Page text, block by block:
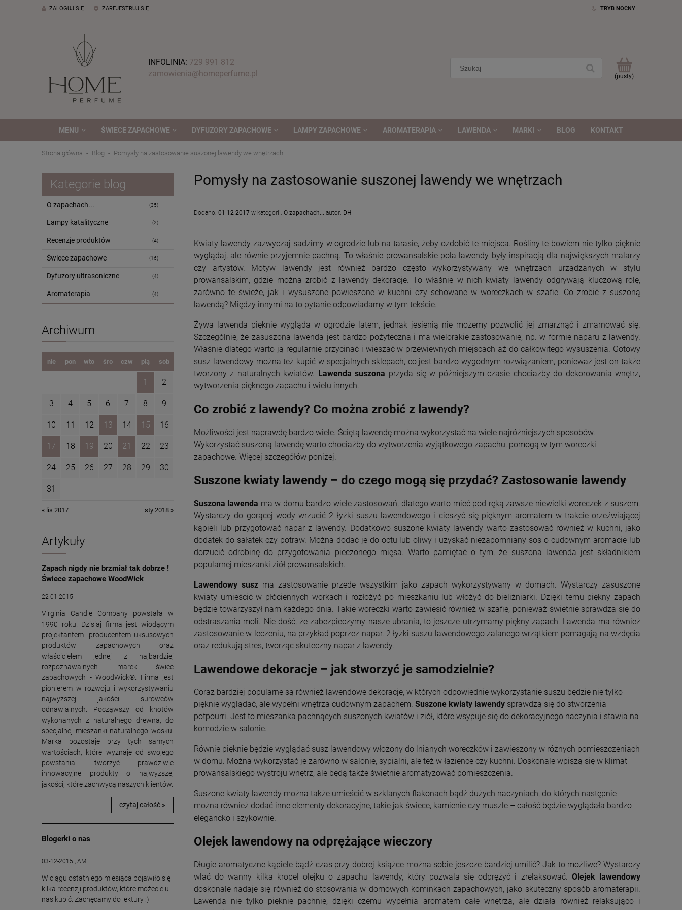
ZAREJESTRUJ SIĘ
ZALOGUJ SIĘ TRYB NOCNY
INFOLINIA: 729 991 812
zamowienia@homeperfume.pl
(pusty)
MENU ŚWIECE ZAPACHOWE DYFUZORY ZAPACHOWE LAMPY ZAPACHOWE AROMATERAPIA LAWENDA MARKI BLOG KONTAKT
Strona główna Blog Pomysły na zastosowanie suszonej lawendy we wnętrzach
Kategorie blog
O zapachach... (35)
Lampy katalityczne (2)
Recenzje produktów (4)
Świece zapachowe (16)
Dyfuzory ultrasoniczne (4)
Aromaterapia (4)
Archiwum
nie pon wto śro czw pią sob
1 2
3 4 5 6 7 8 9
10 11 12 13 14 15 16
17 18 19 20 21 22 23
24 25 26 27 28 29 30
31
« lis 2017 sty 2018 »
Artykuły
Zapach nigdy nie brzmiał tak dobrze !
Świece zapachowe WoodWick
22-01-2015
Virginia Candle Company powstała w
1990 roku. Dzisiaj firma jest wiodącym
projektantem i producentem luksusowych
produktów zapachowych oraz
właścicielem jednej z najbardziej
rozpoznawalnych marek świec
zapachowych - WoodWick®. Firma jest
pionierem w rozwoju i wykorzystywaniu
najwyższej jakości surowców
odnawialnych. Począwszy od knotów
wykonanych z naturalnego drewna, do
specjalnej mieszanki naturalnego wosku.
Marka pozostaje przy tych samych
wartościach, które wyznaje od swojego
powstania: tworzyć prawdziwie
innowacyjne produkty o najwyższej
jakości, które zachwycą naszych klientów.
czytaj całość »
Blogerki o nas
03-12-2015 , AM
W ciągu ostatniego miesiąca pojawiło się
kilka recenzji produktów, które możecie u
nas kupić. Zachęcamy do lektury :)
Pomysły na zastosowanie suszonej lawendy we wnętrzach
Dodano: 01-12-2017 w kategorii: O zapachach... autor: DH
Kwiaty lawendy zazwyczaj sadzimy w ogrodzie lub na tarasie, żeby ozdobić te miejsca. Rośliny te bowiem nie tylko pięknie
wyglądaj, ale równie przyjemnie pachną. To właśnie prowansalskie pola lawendy były inspiracją dla największych malarzy
czy artystów. Motyw lawendy jest również bardzo często wykorzystywany we wnętrzach urządzanych w stylu
prowansalskim, gdzie można zrobić z lawendy dekoracje. To właśnie w nich kwiaty lawendy odgrywają kluczową rolę,
zarówno te świeże, jak i wysuszone powieszone w kuchni czy schowane w woreczkach w szafie. Co zrobić z suszoną
lawendą? Między innymi na to pytanie odpowiadamy w tym tekście.
Żywa lawenda pięknie wygląda w ogrodzie latem, jednak jesienią nie możemy pozwolić jej zmarznąć i zmarnować się.
Szczególnie, że zasuszona lawenda jest bardzo pożyteczna i ma wielorakie zastosowanie, np. w formie naparu z lawendy.
Właśnie dlatego warto ją regularnie przycinać i wieszać w przewiewnych miejscach aż do całkowitego wysuszenia. Gotowy
susz lawendowy można też kupić w specjalnych sklepach, co jest bardzo wygodnym rozwiązaniem, ponieważ jest on także
tworzony z naturalnych kwiatów. Lawenda suszona przyda się w późniejszym czasie chociażby do dekorowania wnętrz,
wytworzenia pięknego zapachu i wielu innych.
Co zrobić z lawendy? Co można zrobić z lawendy?
Możliwości jest naprawdę bardzo wiele. Ściętą lawendę można wykorzystać na wiele najróżniejszych sposobów.
Wykorzystać suszoną lawendę warto chociażby do wytworzenia wyjątkowego zapachu, pomogą w tym woreczki
zapachowe. Więcej szczegółów poniżej.
Suszone kwiaty lawendy – do czego mogą się przydać? Zastosowanie lawendy
Suszona lawenda ma w domu bardzo wiele zastosowań, dlatego warto mieć pod ręką zawsze niewielki woreczek z suszem.
Wystarczy do gorącej wody wrzucić 2 łyżki suszu lawendowego i cieszyć się pięknym aromatem w trakcie orzeźwiającej
kąpieli lub przygotować napar z lawendy. Dodatkowo suszone kwiaty lawendy warto zastosować również w kuchni, jako
dodatek do sałatek czy potraw. Można dodać je do octu lub oliwy i uzyskać niezapomniany sos o cudownym aromacie lub
dorzucić odrobinę do przygotowania pieczonego mięsa. Warto pamiętać o tym, że suszona lawenda jest składnikiem
popularnej mieszanki ziół prowansalskich.
Lawendowy susz ma zastosowanie przede wszystkim jako zapach wykorzystywany w domach. Wystarczy zasuszone
kwiaty umieścić w płóciennych workach i rozłożyć po mieszkaniu lub włożyć do bieliźniarki. Dzięki temu piękny zapach
będzie towarzyszył nam każdego dnia. Takie woreczki warto zawiesić również w szafie, ponieważ świetnie sprawdza się do
odstraszania moli. Nie dość, że zabezpieczymy nasze ubrania, to jeszcze utrzymamy piękny zapach. Lawenda ma również
zastosowanie w leczeniu, na przykład poprzez napar. 2 łyżki suszu lawendowego zalanego wrzątkiem pomagają na wzdęcia
oraz redukują stres, tworząc skuteczny napar z lawendy.
Lawendowe dekoracje – jak stworzyć je samodzielnie?
Coraz bardziej popularne są również lawendowe dekoracje, w których odpowiednie wykorzystanie suszu będzie nie tylko
pięknie wyglądać, ale wypełni wnętrza cudownym zapachem. Suszone kwiaty lawendy sprawdzą się do stworzenia
potpourri. Jest to mieszanka pachnących suszonych kwiatów i ziół, które wsypuje się do dekoracyjnego naczynia i stawia na
komodzie w salonie.
Równie pięknie będzie wyglądać susz lawendowy włożony do lnianych woreczków i zawieszony w różnych pomieszczeniach
w domu. Można wykorzystać je zarówno w salonie, sypialni, ale też w łazience czy kuchni. Doskonale wpiszą się w klimat
prowansalskiego wystroju wnętrz, ale będą także świetnie aromatyzować pomieszczenia.
Suszone kwiaty lawendy można także umieścić w szklanych flakonach bądź dużych naczyniach, do których następnie
można również dodać inne elementy dekoracyjne, takie jak świece, kamienie czy muszle – całość będzie wyglądała bardzo
elegancko i szykownie.
Olejek lawendowy na odprężające wieczory
Długie aromatyczne kąpiele bądź czas przy dobrej książce można sobie jeszcze bardziej umilić? Jak to możliwe? Wystarczy
wlać do wanny kilka kropel olejku o zapachu lawendy, który pozwala się odprężyć i zrelaksować. Olejek lawendowy
doskonale nadaje się również do stosowania w domowych kominkach zapachowych, jako skuteczny sposób aromaterapii.
Lawenda nie tylko pięknie pachnie, dzięki czemu wypełnia aromatem całe wnętrza, ale działa również relaksująco i